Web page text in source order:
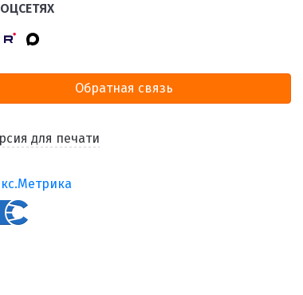
Обратная связь
для печати